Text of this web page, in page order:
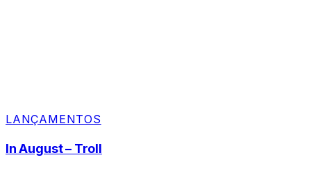
LANÇAMENTOS
In August – Troll